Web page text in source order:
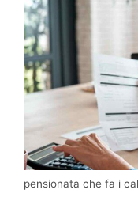
pensionata che fa i